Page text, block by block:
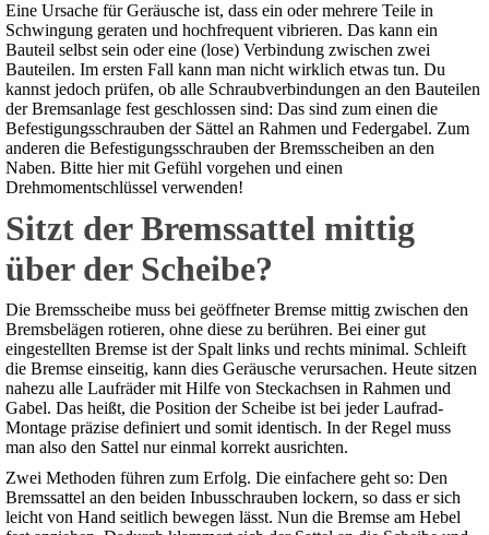
Eine Ursache für Geräusche ist, dass ein oder mehrere Teile in
Schwingung geraten und hochfrequent vibrieren. Das kann ein
Bauteil selbst sein oder eine (lose) Verbindung zwischen zwei
Bauteilen. Im ersten Fall kann man nicht wirklich etwas tun. Du
kannst jedoch prüfen, ob alle Schraubverbindungen an den Bauteilen
der Bremsanlage fest geschlossen sind: Das sind zum einen die
Befestigungsschrauben der Sättel an Rahmen und Federgabel. Zum
anderen die Befestigungsschrauben der Bremsscheiben an den
Naben. Bitte hier mit Gefühl vorgehen und einen
Drehmomentschlüssel verwenden!
Sitzt der Bremssattel mittig
über der Scheibe?
Die Bremsscheibe muss bei geöffneter Bremse mittig zwischen den
Bremsbelägen rotieren, ohne diese zu berühren. Bei einer gut
eingestellten Bremse ist der Spalt links und rechts minimal. Schleift
die Bremse einseitig, kann dies Geräusche verursachen. Heute sitzen
nahezu alle Laufräder mit Hilfe von Steckachsen in Rahmen und
Gabel. Das heißt, die Position der Scheibe ist bei jeder Laufrad-
Montage präzise definiert und somit identisch. In der Regel muss
man also den Sattel nur einmal korrekt ausrichten.
Zwei Methoden führen zum Erfolg. Die einfachere geht so: Den
Bremssattel an den beiden Inbusschrauben lockern, so dass er sich
leicht von Hand seitlich bewegen lässt. Nun die Bremse am Hebel